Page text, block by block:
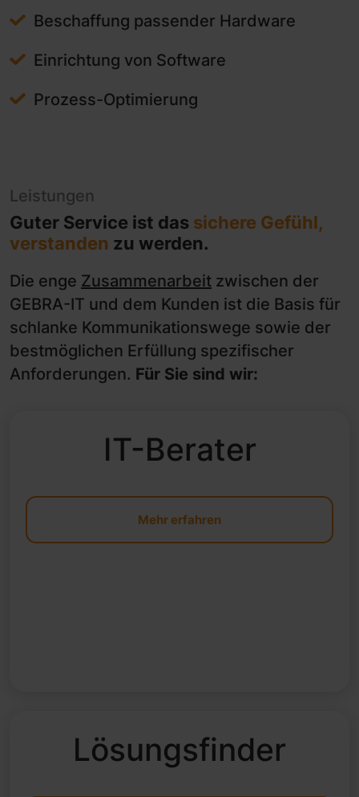
Beschaffung passender Hardware
Einrichtung von Software
Prozess-Optimierung
Leistungen
Guter Service ist das sichere Gefühl,
verstanden zu werden.
Die enge Zusammenarbeit zwischen der
GEBRA-IT und dem Kunden ist die Basis für
schlanke Kommunikationswege sowie der
bestmöglichen Erfüllung spezifischer
Anforderungen. Für Sie sind wir:
IT-Berater
Mehr erfahren
Lösungsfinder